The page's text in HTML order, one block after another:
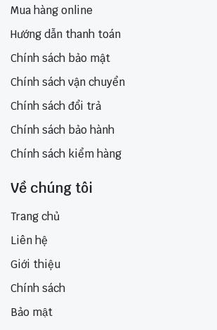
Mua hàng online
Hướng dẫn thanh toán
Chính sách bảo mật
Chính sách vận chuyển
Chính sách đổi trả
Chính sách bảo hành
Chính sách kiểm hàng
Về chúng tôi
Trang chủ
Liên hệ
Giới thiệu
Chính sách
Bảo mật